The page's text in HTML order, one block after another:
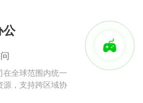
公
在全球范围内统一
源，支持跨区域协